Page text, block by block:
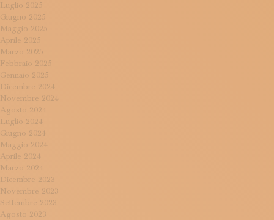
Luglio 2025
Giugno 2025
Maggio 2025
Aprile 2025
Marzo 2025
Febbraio 2025
Gennaio 2025
Dicembre 2024
Novembre 2024
Agosto 2024
Luglio 2024
Giugno 2024
Maggio 2024
Aprile 2024
Marzo 2024
Dicembre 2023
Novembre 2023
Settembre 2023
Agosto 2023